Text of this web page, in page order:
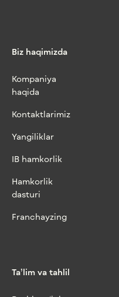
Biz haqimizda
Kompaniya
haqida
Kontaktlarimiz
Yangiliklar
IB hamkorlik
Hamkorlik
dasturi
Franchayzing
Ta’lim va tahlil